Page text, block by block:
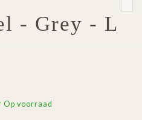
- Grey - L
Op voorraad